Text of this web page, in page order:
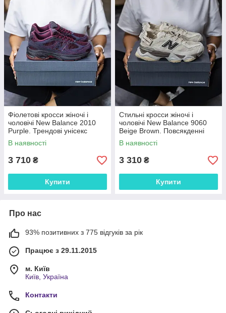
Фіолетові кросси жіночі і
чоловічі New Balance 2010
Purple. Трендові унісекс
кроссівки Нью Беленс 2010.
В наявності
3 710 ₴
Купити
Стильні кросси жіночі і
чоловічі New Balance 9060
Beige Brown. Повсякденні
унісекс кроссівки Нью Беленс
9060.
В наявності
3 310 ₴
Купити
Про нас
93% позитивних з 775 відгуків за рік
Працює з 29.11.2015
м. Київ
Київ, Україна
Контакти